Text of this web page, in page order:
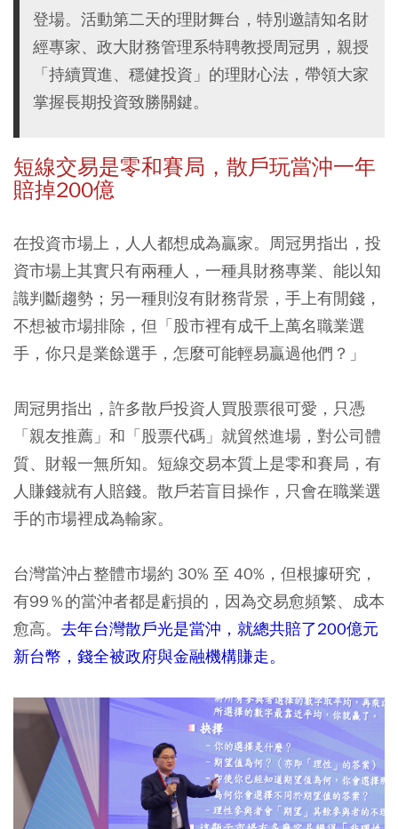
登場。活動第二天的理財舞台，特別邀請知名財
經專家、政大財務管理系特聘教授周冠男，親授
「持續買進、穩健投資」的理財心法，帶領大家
掌握長期投資致勝關鍵。
短線交易是零和賽局，散戶玩當沖一年
賠掉200億
在投資市場上，人人都想成為贏家。周冠男指出，投
資市場上其實只有兩種人，一種具財務專業、能以知
識判斷趨勢；另一種則沒有財務背景，手上有閒錢，
不想被市場排除，但「股市裡有成千上萬名職業選
手，你只是業餘選手，怎麼可能輕易贏過他們？」
周冠男指出，許多散戶投資人買股票很可愛，只憑
「親友推薦」和「股票代碼」就貿然進場，對公司體
質、財報一無所知。短線交易本質上是零和賽局，有
人賺錢就有人賠錢。散戶若盲目操作，只會在職業選
手的市場裡成為輸家。
台灣當沖占整體市場約 30% 至 40%，但根據研究，
有99％的當沖者都是虧損的，因為交易愈頻繁、成本
愈高。 去年台灣散戶光是當沖，就總共賠了200億元
新台幣，錢全被政府與金融機構賺走。